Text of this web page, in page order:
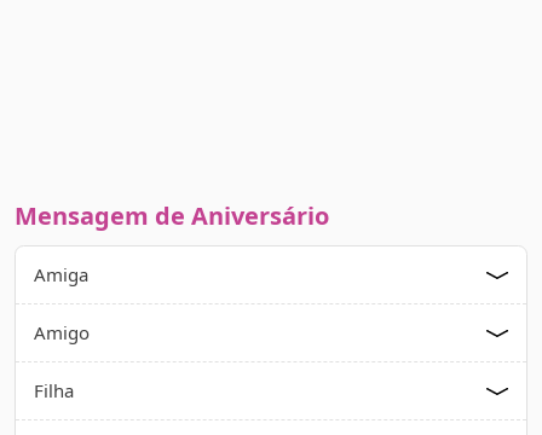
Mensagem de Aniversário
Amiga
Amigo
Filha